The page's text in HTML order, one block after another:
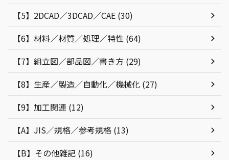
【5】2DCAD／3DCAD／CAE (30)
【6】材料／材質／処理／特性 (64)
【7】組立図／部品図／書き方 (29)
【8】生産／製造／自動化／機械化 (27)
【9】加工関連 (12)
【A】JIS／規格／参考規格 (13)
【B】その他雑記 (16)